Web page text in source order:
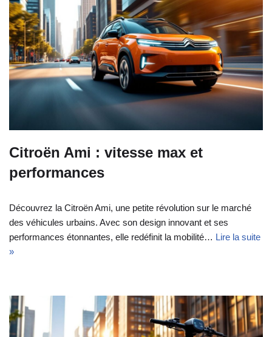
Citroën Ami : vitesse max et
performances
Découvrez la Citroën Ami, une petite révolution sur le marché
des véhicules urbains. Avec son design innovant et ses
performances étonnantes, elle redéfinit la mobilité… Lire la suite
»